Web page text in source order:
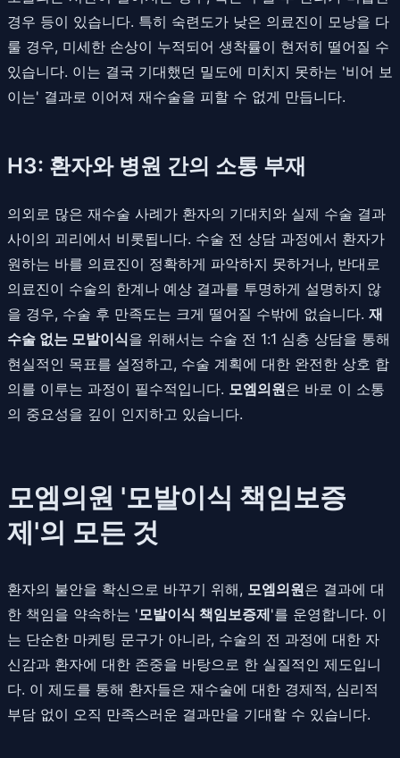
경우 등이 있습니다. 특히 숙련도가 낮은 의료진이 모낭을 다
룰 경우, 미세한 손상이 누적되어 생착률이 현저히 떨어질 수
있습니다. 이는 결국 기대했던 밀도에 미치지 못하는 '비어 보
이는' 결과로 이어져 재수술을 피할 수 없게 만듭니다.
H3: 환자와 병원 간의 소통 부재
의외로 많은 재수술 사례가 환자의 기대치와 실제 수술 결과
사이의 괴리에서 비롯됩니다. 수술 전 상담 과정에서 환자가
원하는 바를 의료진이 정확하게 파악하지 못하거나, 반대로
의료진이 수술의 한계나 예상 결과를 투명하게 설명하지 않
을 경우, 수술 후 만족도는 크게 떨어질 수밖에 없습니다. 재
수술 없는 모발이식을 위해서는 수술 전 1:1 심층 상담을 통해
현실적인 목표를 설정하고, 수술 계획에 대한 완전한 상호 합
의를 이루는 과정이 필수적입니다. 모엠의원은 바로 이 소통
의 중요성을 깊이 인지하고 있습니다.
모엠의원 '모발이식 책임보증
제'의 모든 것
환자의 불안을 확신으로 바꾸기 위해, 모엠의원은 결과에 대
한 책임을 약속하는 '모발이식 책임보증제'를 운영합니다. 이
는 단순한 마케팅 문구가 아니라, 수술의 전 과정에 대한 자
신감과 환자에 대한 존중을 바탕으로 한 실질적인 제도입니
다. 이 제도를 통해 환자들은 재수술에 대한 경제적, 심리적
부담 없이 오직 만족스러운 결과만을 기대할 수 있습니다.